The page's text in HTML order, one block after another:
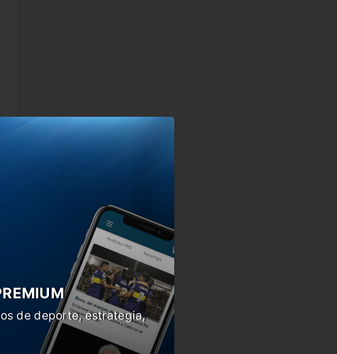
de deporte, estrategia,